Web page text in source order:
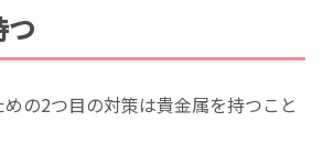
つ
の2つ目の対策は貴金属を持つこと